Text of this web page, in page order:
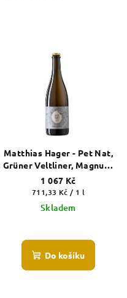
Matthias Hager - Pet Nat,
Grüner Veltliner, Magnum,
1,5 l, 2023
1 067 Kč
Měrná
cena:
711,33 Kč / 1 l
Skladem
Do košíku